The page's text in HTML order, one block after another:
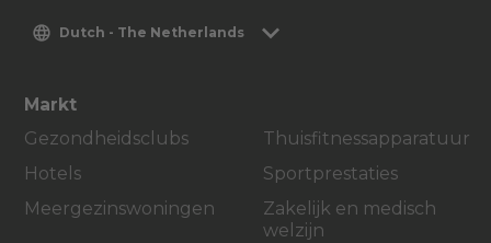
Dutch - The Netherlands
Markt
Gezondheidsclubs
Hotels
Meergezinswoningen
Thuisfitnessapparatuur
Sportprestaties
Zakelijk en medisch
welzijn